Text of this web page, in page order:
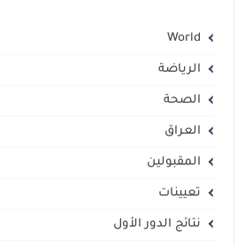
World
الرياضة
الصحة
العراق
المقبولين
تعيينات
نتائج الدور الأول